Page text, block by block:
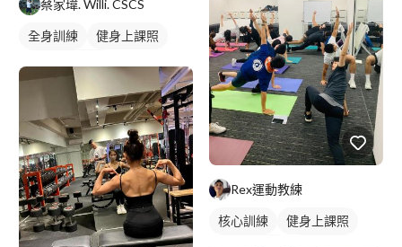
蔡家瑋. Willi. CSCS
全身訓練
健身上課照
TRX懸吊訓練
私人健身教練
健身團體課
健身課程
Rex運動教練
核心訓練
健身上課照